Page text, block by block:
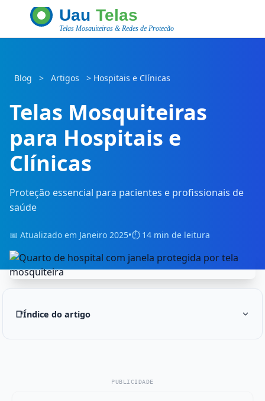
Blog > Artigos > Hospitais e Clínicas
Telas Mosquiteiras
para Hospitais e
Clínicas
Proteção essencial para pacientes e profissionais de
saúde
📅 Atualizado em Janeiro 2025•⏱️ 14 min de leitura
📑Índice do artigo
PUBLICIDADE